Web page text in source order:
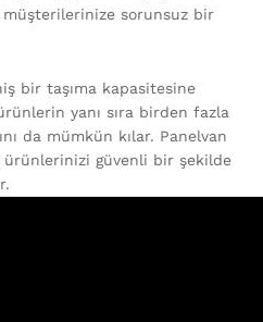
sorunsuz bir
bir taşıma kapasitesine
yanı sıra birden fazla
da mümkün kılar. Panelvan
güvenli bir şekilde